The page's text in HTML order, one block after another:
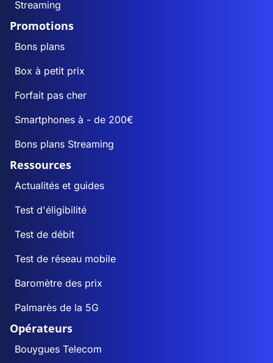
Streaming
Promotions
Bons plans
Box à petit prix
Forfait pas cher
Smartphones à - de 200€
Bons plans Streaming
Ressources
Actualités et guides
Test d'éligibilité
Test de débit
Test de réseau mobile
Baromètre des prix
Palmarès de la 5G
Opérateurs
Bouygues Telecom